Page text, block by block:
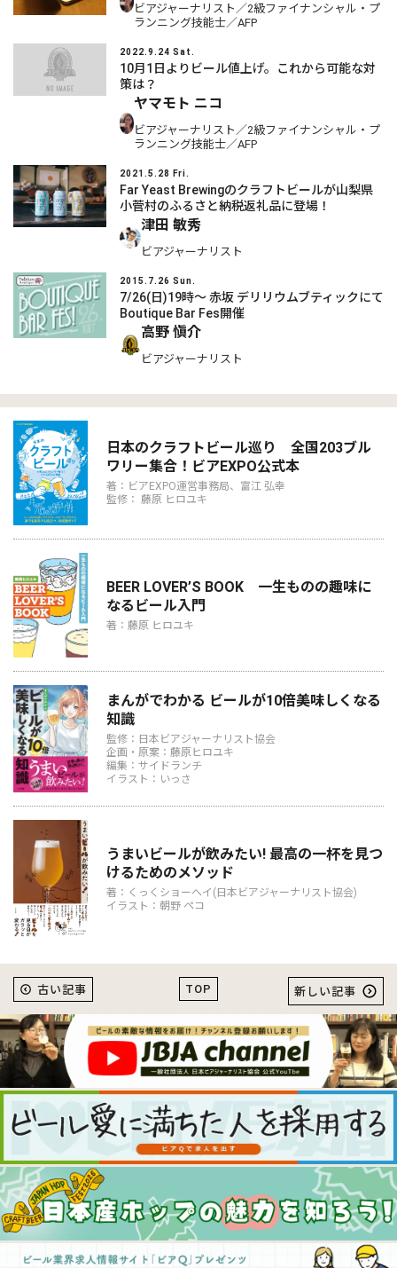
ビアジャーナリスト／2級ファイナンシャル・プ
ランニング技能士／AFP
2022.9.24 Sat.
10月1日よりビール値上げ。これから可能な対
策は？
ヤマモト ニコ
ビアジャーナリスト／2級ファイナンシャル・プ
ランニング技能士／AFP
2021.5.28 Fri.
Far Yeast Brewingのクラフトビールが山梨県
小菅村のふるさと納税返礼品に登場！
津田 敏秀
ビアジャーナリスト
2015.7.26 Sun.
7/26(日)19時～ 赤坂 デリリウムブティックにて
Boutique Bar Fes開催
高野 愼介
ビアジャーナリスト
日本のクラフトビール巡り 全国203ブル
ワリー集合！ビアEXPO公式本
著：ビアEXPO運営事務局、富江 弘幸
監修： 藤原 ヒロユキ
BEER LOVER’S BOOK 一生ものの趣味に
なるビール入門
著：藤原 ヒロユキ
まんがでわかる ビールが10倍美味しくなる
知識
監修：日本ビアジャーナリスト協会
企画・原案：藤原ヒロユキ
編集：サイドランチ
イラスト：いっさ
うまいビールが飲みたい! 最高の一杯を見つ
けるためのメソッド
著：くっくショーヘイ(日本ビアジャーナリスト協会)
イラスト：朝野 ペコ
TOP
古い記事 新しい記事